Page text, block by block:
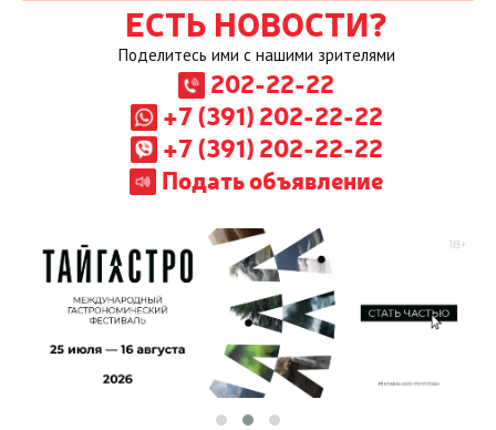
ЕСТЬ НОВОСТИ?
Поделитесь ими с нашими зрителями
202-22-22
+7 (391) 202-22-22
+7 (391) 202-22-22
Подать объявление